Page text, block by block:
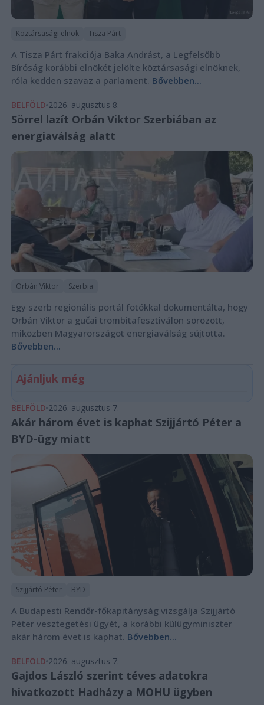
Köztársasági elnök Tisza Párt
A Tisza Párt frakciója Baka Andrást, a Legfelsőbb
Bíróság korábbi elnökét jelölte köztársasági elnöknek,
róla kedden szavaz a parlament. Bővebben...
BELFÖLD 2026. augusztus 8.
Sörrel lazít Orbán Viktor Szerbiában az
energiaválság alatt
Orbán Viktor Szerbia
Egy szerb regionális portál fotókkal dokumentálta, hogy
Orbán Viktor a gučai trombitafesztiválon sörözött,
miközben Magyarországot energiaválság sújtotta.
Bővebben...
Ajánljuk még
BELFÖLD 2026. augusztus 7.
Akár három évet is kaphat Szijjártó Péter a
BYD-ügy miatt
Szijjártó Péter BYD
A Budapesti Rendőr-főkapitányság vizsgálja Szijjártó
Péter vesztegetési ügyét, a korábbi külügyminiszter
akár három évet is kaphat. Bővebben...
BELFÖLD 2026. augusztus 7.
Gajdos László szerint téves adatokra
hivatkozott Hadházy a MOHU ügyben